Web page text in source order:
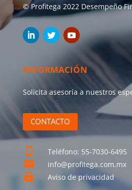
© Profitega 2022 Desempeño
INFORMACIÓN
Solicita asesoría a nuestros
CONTACTO
 Teléfono: 55-7030-6495
 info@profitega.com.mx
 Aviso de privacidad